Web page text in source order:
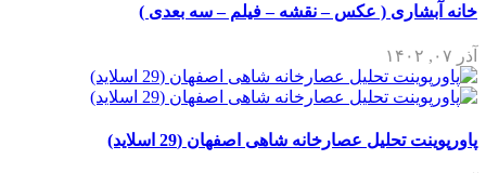
خانه آبشاری ( عکس – نقشه – فیلم – سه بعدی )
آذر ۰۷, ۱۴۰۲
پاورپوینت تحلیل عصارخانه شاهی اصفهان (29 اسلاید)